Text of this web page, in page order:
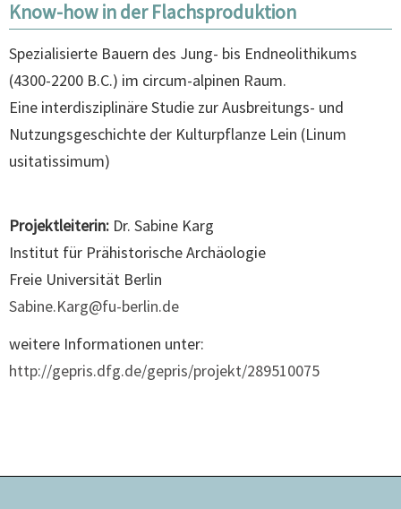
Know-how in der Flachsproduktion
Spezialisierte Bauern des Jung- bis Endneolithikums
(4300-2200 B.C.) im circum-alpinen Raum.
Eine interdisziplinäre Studie zur Ausbreitungs- und
Nutzungsgeschichte der Kulturpflanze Lein (Linum
usitatissimum)
Projektleiterin: Dr. Sabine Karg
Institut für Prähistorische Archäologie
Freie Universität Berlin
Sabine.Karg@fu-berlin.de
weitere Informationen unter:
http://gepris.dfg.de/gepris/projekt/289510075